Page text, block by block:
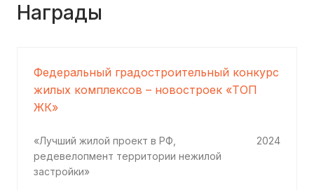
Награды
Федеральный градостроительный конкурс
жилых комплексов – новостроек «ТОП
ЖК»
«Лучший жилой проект в РФ,
редевелопмент территории нежилой
застройки»
2024